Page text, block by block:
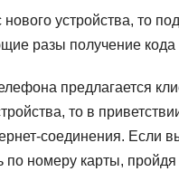
устройства, то
разы получение кода
предлагается
то в
соединения. Если
по номеру карты,